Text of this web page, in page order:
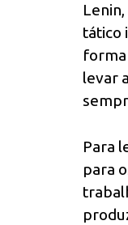
tático
levar
Para
para